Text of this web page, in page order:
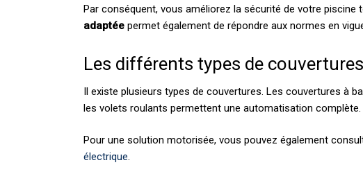
Par conséquent, vous améliorez la sécurité de votre piscine
adaptée permet également de répondre aux normes en
Les différents types de
Il existe plusieurs types de couvertures. Les couvertures à
les volets roulants permettent une automatisation complète.
Pour une solution motorisée, vous pouvez également
électrique.